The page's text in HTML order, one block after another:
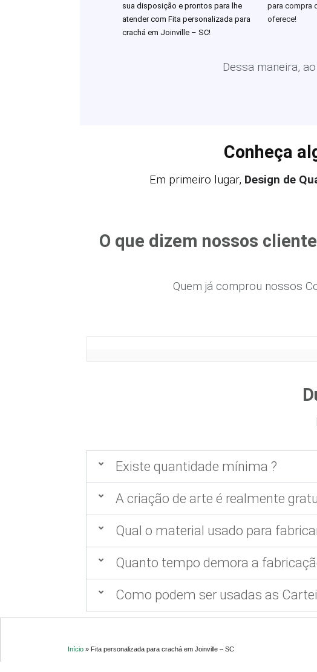
sua disposição e prontos para lhe
atender com Fita personalizada para
crachá em Joinville – SC!
para compra
oferece!
Dessa maneira,
Conheça
Em primeiro lugar, Design de
O que dizem nossos
Quem já comprou nossos
Existe quantidade mínima ?
A criação de arte é realmente
Qual o material usado para
Quanto tempo demora a
Como podem ser usadas as
Início » Fita personalizada para crachá em Joinville – SC